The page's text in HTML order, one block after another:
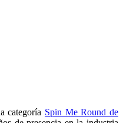
categoría Spin Me Round de